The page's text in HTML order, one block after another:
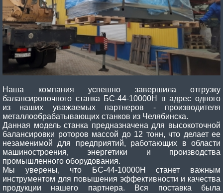
Наша компания успешно завершила отгрузку
балансировочного станка БС-44-10000Н в адрес одного
из наших уважаемых партнеров - производителя
металлообрабатывающих станков из Челябинска.
Данная модель станка предназначена для высокоточной
балансировки роторов массой до 12 тонн, что делает ее
незаменимой для предприятий, работающих в области
машиностроения, энергетики и производства
промышленного оборудования.
Мы уверены, что БС-44-10000Н станет важным
инструментом для повышения эффективности и качества
продукции нашего партнера. Вся поставка была